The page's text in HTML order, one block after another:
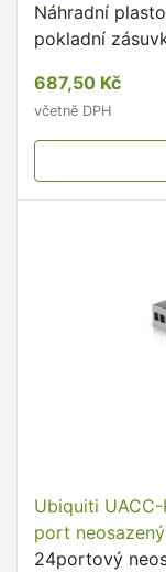
Náhradní
pokladní
687,50 Kč
včetně DPH
Ubiquiti
port
24portový